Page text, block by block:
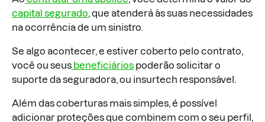
capital segurado, que atenderá às suas necessidades
na ocorrência de um sinistro.
Se algo acontecer, e estiver coberto pelo contrato,
você ou seus beneficiários poderão solicitar o
suporte da seguradora, ou insurtech responsável.
Além das coberturas mais simples, é possível
adicionar proteções que combinem com o seu perfil,